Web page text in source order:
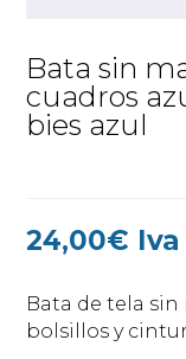
Bata sin
cuadros
bies azul
24,00€
Bata de tela
bolsillos y